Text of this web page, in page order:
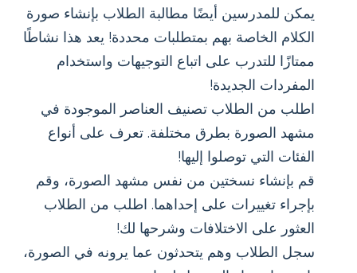
يمكن للمدرسين أيضًا مطالبة الطلاب بإنشاء صورة
الكلام الخاصة بهم بمتطلبات محددة! يعد هذا نشاطًا
ممتازًا للتدرب على اتباع التوجيهات واستخدام
المفردات الجديدة!
اطلب من الطلاب تصنيف العناصر الموجودة في
مشهد الصورة بطرق مختلفة. تعرف على أنواع
الفئات التي توصلوا إليها!
قم بإنشاء نسختين من نفس مشهد الصورة، وقم
بإجراء تغييرات على إحداهما. اطلب من الطلاب
العثور على الاختلافات وشرحها لك!
سجل الطلاب وهم يتحدثون عما يرونه في الصورة،